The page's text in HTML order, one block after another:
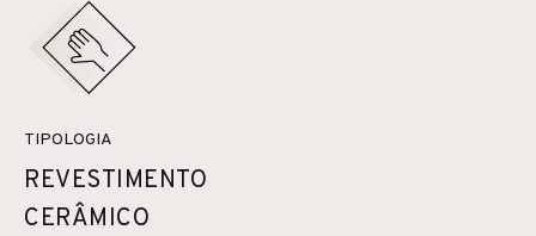
TIPOLOGIA
REVESTIMENTO
CERÂMICO